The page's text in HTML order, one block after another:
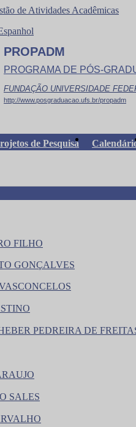
de Atividades Acadêmicas
PROPADM
PROGRAMA DE PÓS-
FUNDAÇÃO UNIVERSIDADE
http://www.posgraduacao.ufs.br/propadm
de Pesquisa
FILHO
GONÇALVES
PEDREIRA DE
SALES